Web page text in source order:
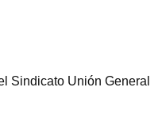
Sindicato Unión General